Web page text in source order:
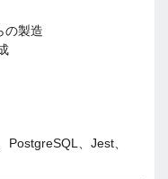
の製造
、Jest、